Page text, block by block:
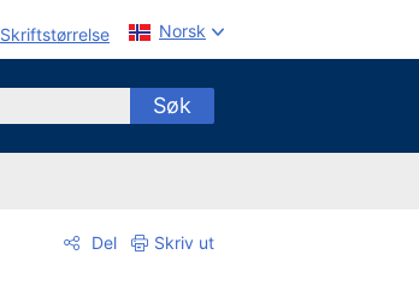
Skriftstørrelse Norsk
Søk
Del Skriv ut